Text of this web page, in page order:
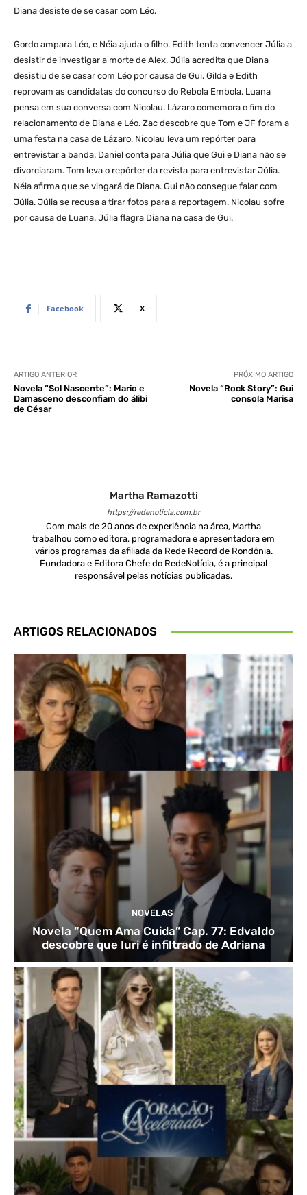
Diana desiste de se casar com Léo.
Gordo ampara Léo, e Néia ajuda o filho. Edith tenta convencer Júlia a
desistir de investigar a morte de Alex. Júlia acredita que Diana
desistiu de se casar com Léo por causa de Gui. Gilda e Edith
reprovam as candidatas do concurso do Rebola Embola. Luana
pensa em sua conversa com Nicolau. Lázaro comemora o fim do
relacionamento de Diana e Léo. Zac descobre que Tom e JF foram a
uma festa na casa de Lázaro. Nicolau leva um repórter para
entrevistar a banda. Daniel conta para Júlia que Gui e Diana não se
divorciaram. Tom leva o repórter da revista para entrevistar Júlia.
Néia afirma que se vingará de Diana. Gui não consegue falar com
Júlia. Júlia se recusa a tirar fotos para a reportagem. Nicolau sofre
por causa de Luana. Júlia flagra Diana na casa de Gui.
Facebook X
ARTIGO ANTERIOR
Novela “Sol Nascente”: Mario e
Damasceno desconfiam do álibi
de César
PRÓXIMO ARTIGO
Novela “Rock Story”: Gui
consola Marisa
Martha Ramazotti
https://redenoticia.com.br
Com mais de 20 anos de experiência na área, Martha
trabalhou como editora, programadora e apresentadora em
vários programas da afiliada da Rede Record de Rondônia.
Fundadora e Editora Chefe do RedeNotícia, é a principal
responsável pelas notícias publicadas.
ARTIGOS RELACIONADOS
NOVELAS
Novela “Quem Ama Cuida” Cap. 77: Edvaldo
descobre que Iuri é infiltrado de Adriana